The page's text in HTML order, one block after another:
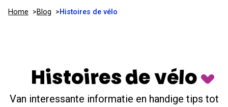
Home Blog Histoires de vélo
Histoires de vélo
Van interessante informatie en handige tips tot